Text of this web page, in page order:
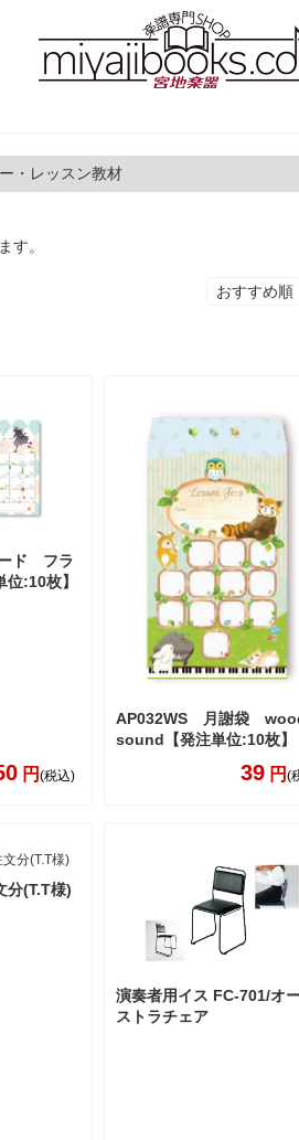
・レッスン教材
す。
おすすめ順
ド フラ
:10枚】
円 (税込)
AP032WS 月謝袋
sound【発注単位:10枚】
39 円 (
分(T.T様)
演奏者用イス FC-701/オ
ストラチェア